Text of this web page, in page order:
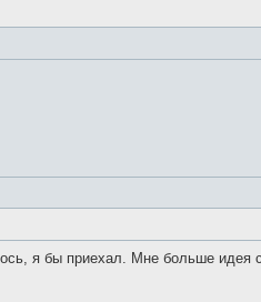
я бы приехал. Мне больше идея